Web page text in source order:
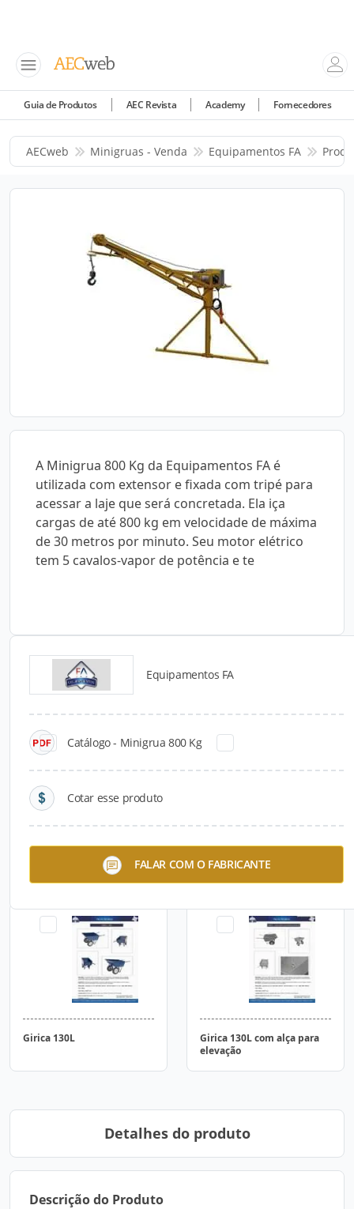
Guia de Produtos AEC Revista Academy Fornecedores
AECweb Minigruas - Venda Equipamentos FA
A Minigrua 800 Kg da Equipamentos FA é
utilizada com extensor e fixada com tripé para
acessar a laje que será concretada. Ela iça
cargas de até 800 kg em velocidade de máxima
de 30 metros por minuto. Seu motor elétrico
tem 5 cavalos-vapor de potência e te
Equipamentos FA
Catálogo - Minigrua 800 Kg
Cotar esse produto
FALAR COM O FABRICANTE
Catálogos para Download
Carrinho de Mão Reforçado
Girica 130L
Girica 130L com alça para
elevação
Detalhes do produto
Descrição do Produto